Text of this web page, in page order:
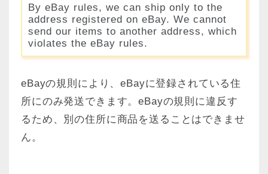
By eBay rules, we can ship only to the
address registered on eBay. We cannot
send our items to another address, which
violates the eBay rules.
eBayの規則により、eBayに登録されている住
所にのみ発送できます。eBayの規則に違反す
るため、別の住所に商品を送ることはできませ
ん。